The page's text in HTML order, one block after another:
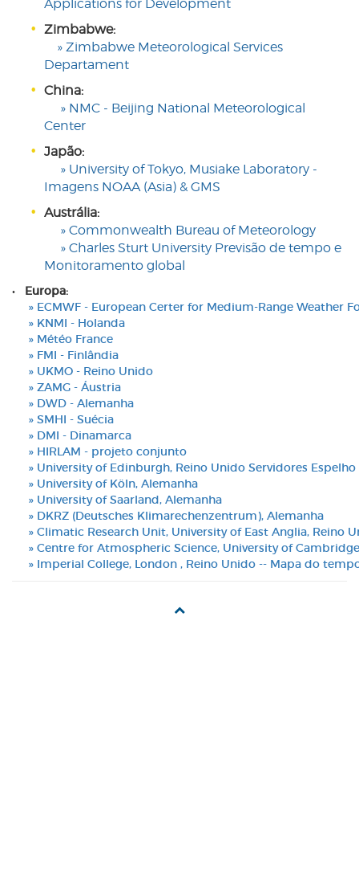
Applications for Development
Zimbabwe:
» Zimbabwe Meteorological Services
Departament
China:
» NMC - Beijing National Meteorological
Center
Japão:
» University of Tokyo, Musiake Laboratory -
Imagens NOAA (Asia) & GMS
Austrália:
» Commonwealth Bureau of Meteorology
» Charles Sturt University Previsão de tempo e
Monitoramento global
• Europa:
» ECMWF - European Certer for Medium-Range Weather
» KNMI - Holanda
» Météo France
» FMI - Finlândia
» UKMO - Reino Unido
» ZAMG - Áustria
» DWD - Alemanha
» SMHI - Suécia
» DMI - Dinamarca
» HIRLAM - projeto conjunto
» University of Edinburgh, Reino Unido Servidores Espelho
» University of Köln, Alemanha
» University of Saarland, Alemanha
» DKRZ (Deutsches Klimarechenzentrum), Alemanha
» Climatic Research Unit, University of East Anglia, Reino
» Centre for Atmospheric Science, University of
» Imperial College, London , Reino Unido -- Mapa do